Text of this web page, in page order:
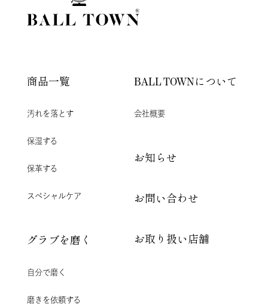
商品一覧
汚れを落とす
保湿する
保革する
スペシャルケア
グラブを磨く
自分で磨く
磨きを依頼する
BALL TOWNについて
会社概要
お知らせ
お問い合わせ
お取り扱い店舗